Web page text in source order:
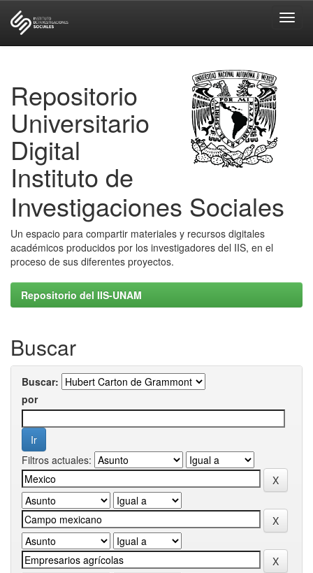
Repositorio
Universitario
Digital
Instituto de
Investigaciones Sociales
Un espacio para compartir materiales y recursos digitales
académicos producidos por los investigadores del IIS, en el
proceso de sus diferentes proyectos.
Repositorio del IIS-UNAM
Buscar
Buscar:
por
Filtros actuales: